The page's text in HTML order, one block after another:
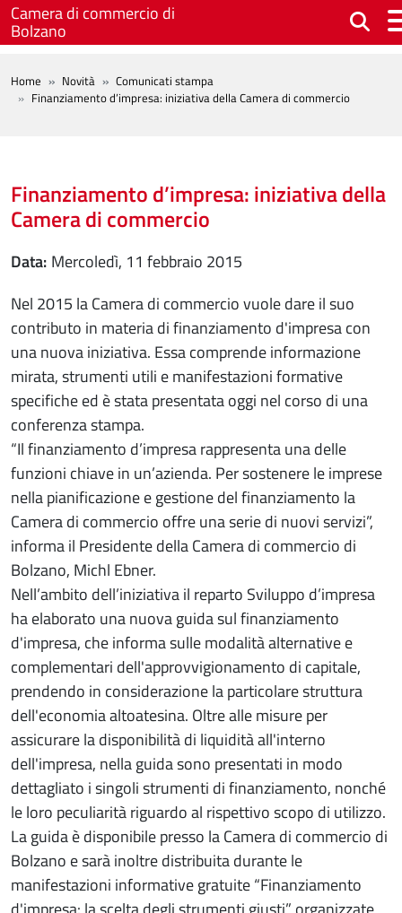
Salta al contenuto principale
Camera di commercio di
Bolzano
BREADCRUMB
Home Novità
Comunicati stampa
Finanziamento d’impresa: iniziativa della Camera di commercio
Finanziamento d’impresa: iniziativa della
Camera di commercio
Data
mercoledì, 11 febbraio 2015
Nel 2015 la Camera di commercio vuole dare il suo
contributo in materia di finanziamento d'impresa con
una nuova iniziativa. Essa comprende informazione
mirata, strumenti utili e manifestazioni formative
specifiche ed è stata presentata oggi nel corso di una
conferenza stampa.
“Il finanziamento d’impresa rappresenta una delle
funzioni chiave in un’azienda. Per sostenere le imprese
nella pianificazione e gestione del finanziamento la
Camera di commercio offre una serie di nuovi servizi”,
informa il Presidente della Camera di commercio di
Bolzano, Michl Ebner.
Nell’ambito dell’iniziativa il reparto Sviluppo d’impresa
ha elaborato una nuova guida sul finanziamento
d'impresa, che informa sulle modalità alternative e
complementari dell'approvvigionamento di capitale,
prendendo in considerazione la particolare struttura
dell'economia altoatesina. Oltre alle misure per
assicurare la disponibilità di liquidità all'interno
dell'impresa, nella guida sono presentati in modo
dettagliato i singoli strumenti di finanziamento, nonché
le loro peculiarità riguardo al rispettivo scopo di utilizzo.
La guida è disponibile presso la Camera di commercio di
Bolzano e sarà inoltre distribuita durante le
manifestazioni informative gratuite “Finanziamento